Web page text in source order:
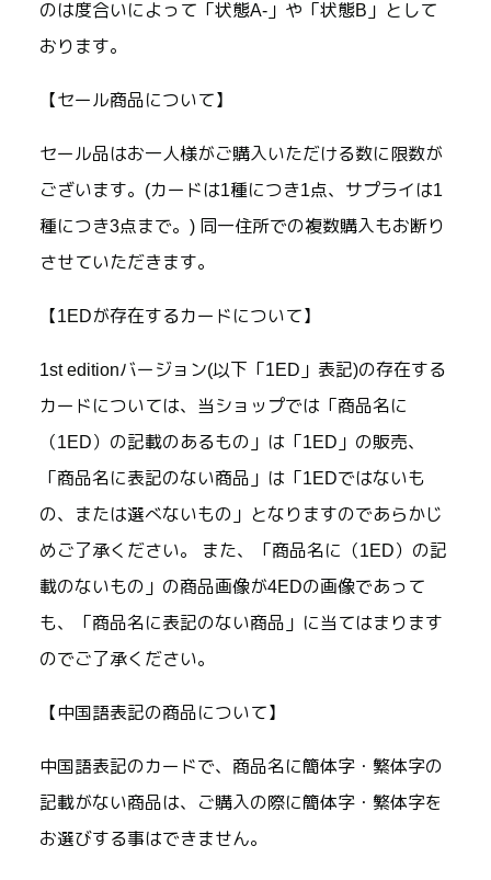
のは度合いによって「状態A-」や「状態B」として
おります。
【セール商品について】
セール品はお一人様がご購入いただける数に限数が
ございます。(カードは1種につき1点、サプライは1
種につき3点まで。) 同一住所での複数購入もお断り
させていただきます。
【1EDが存在するカードについて】
1st editionバージョン(以下「1ED」表記)の存在する
カードについては、当ショップでは「商品名に
（1ED）の記載のあるもの」は「1ED」の販売、
「商品名に表記のない商品」は「1EDではないも
の、または選べないもの」となりますのであらかじ
めご了承ください。 また、「商品名に（1ED）の記
載のないもの」の商品画像が4EDの画像であって
も、「商品名に表記のない商品」に当てはまります
のでご了承ください。
【中国語表記の商品について】
中国語表記のカードで、商品名に簡体字・繁体字の
記載がない商品は、ご購入の際に簡体字・繁体字を
お選びする事はできません。